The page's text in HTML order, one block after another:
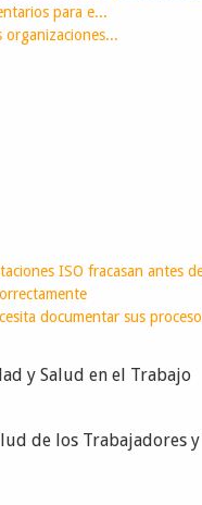
para e...
ISO fracasan antes
documentar sus
y Salud en el Trabajo
de los